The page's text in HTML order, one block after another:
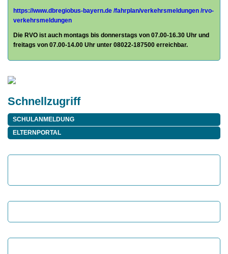
https://www.dbregiobus-bayern.de /fahrplan/verkehrsmeldungen /rvo-
verkehrsmeldungen
Die RVO ist auch montags bis donnerstags von 07.00-16.30 Uhr und
freitags von 07.00-14.00 Uhr unter 08022-187500 erreichbar.
Schnellzugriff
SCHULANMELDUNG
ELTERNPORTAL